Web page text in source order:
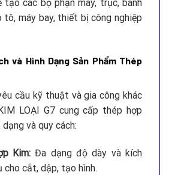
tạo các bộ phận máy, trục, bánh
máy bay, thiết bị công nghiệp
và Hình Dạng Sản Phẩm Thép
cầu kỹ thuật và gia công khác
LOẠI G7 cung cấp thép hợp
và quy cách:
Kim:Đa dạng độ dày và kích
cho cắt, dập, tạo hình.